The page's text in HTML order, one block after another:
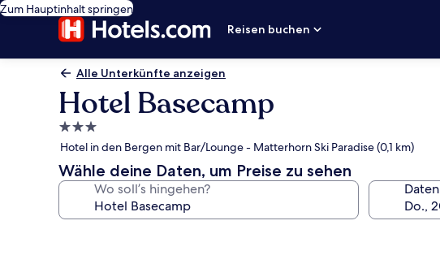
Zum Hauptinhalt springen
Reisen buchen
Alle Unterkünfte anzeigen
Hotel Basecamp
3.0-
Sterne-
Unterkunft
Hotel in den Bergen mit Bar/Lounge - Matterhorn Ski Paradise (0,1 km)
Wähle deine Daten, um Preise zu sehen
Wo soll’s hingehen? Daten